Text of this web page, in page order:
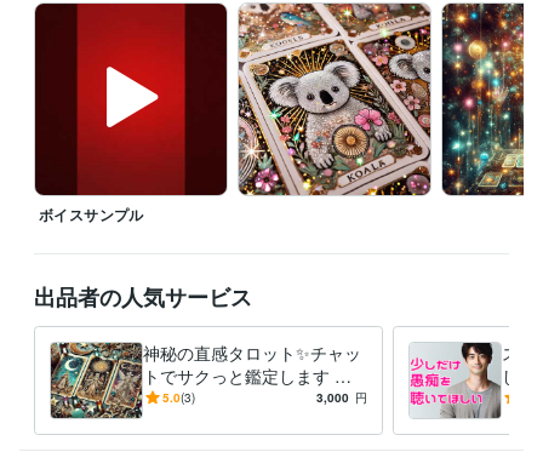
他人と自分を比べては自虐して
ついには「私なんて、どうせ無理」と自責の毎日…
しかし、そんな生活を続けているうちに、気づいたんです
『本当の幸せは、自分を愛することから始まる』
・自分を認める（良い所も悪い所も）
・その全てが自分なんだと受け入れる
●自分を愛することで生活が激変！
毎日のジャーナリング
自分の感情に向き合う事を大切にして
少しずつ自分を好きになれるようになっていきました
自分を愛せるようになると
世界が一気に輝きだすんです！
ボイスサンプル
出品者の人気サービス
神秘の直感タロット✨チャッ
トでサクっと鑑定します タ
ロットで✨チャット占い一度
5.0(3) 3,000 円
スト
し
族、